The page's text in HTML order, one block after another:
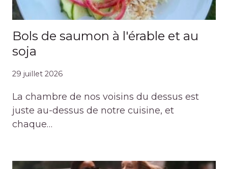
Bols de saumon à l'érable et au
soja
29 juillet 2026
La chambre de nos voisins du dessus est
juste au-dessus de notre cuisine, et
chaque…